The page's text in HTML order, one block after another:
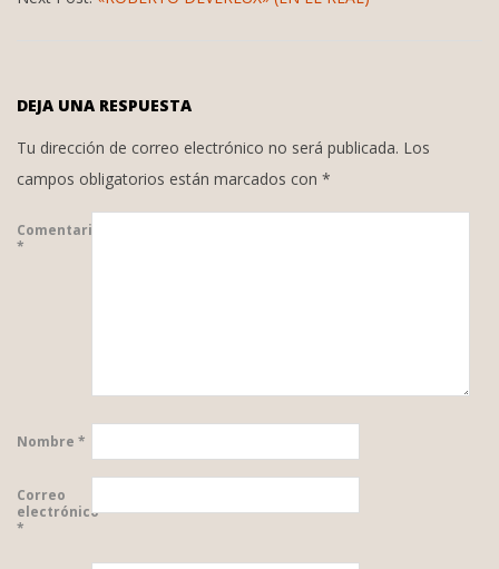
DEJA UNA RESPUESTA
Tu dirección de correo electrónico no será publicada. Los
campos obligatorios están marcados con *
Comentario
*
Nombre *
Correo
electrónico
*